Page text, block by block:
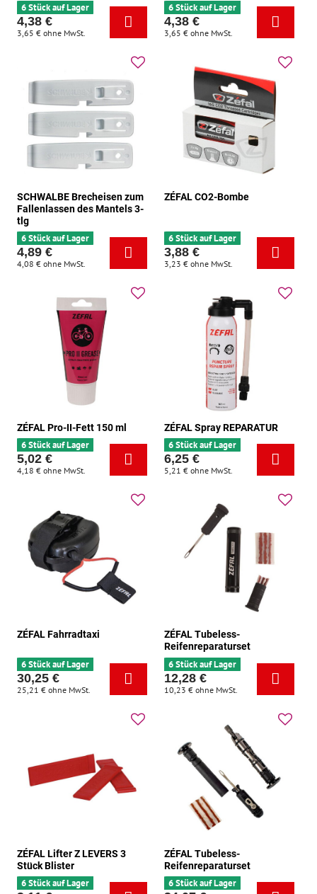
6 Stück auf Lager
4,38 €
3,65 € ohne MwSt.
6 Stück auf Lager
4,38 €
3,65 € ohne MwSt.
SCHWALBE Brecheisen zum
Fallenlassen des Mantels 3-
tlg
6 Stück auf Lager
4,89 €
4,08 € ohne MwSt.
ZÉFAL CO2-Bombe
6 Stück auf Lager
3,88 €
3,23 € ohne MwSt.
ZÉFAL Pro-II-Fett 150 ml
6 Stück auf Lager
5,02 €
4,18 € ohne MwSt.
ZÉFAL Spray REPARATUR
6 Stück auf Lager
6,25 €
5,21 € ohne MwSt.
ZÉFAL Fahrradtaxi
6 Stück auf Lager
30,25 €
25,21 € ohne MwSt.
ZÉFAL Tubeless-
Reifenreparaturset
6 Stück auf Lager
12,28 €
10,23 € ohne MwSt.
ZÉFAL Lifter Z LEVERS 3
Stück Blister
6 Stück auf Lager
ZÉFAL Tubeless-
Reifenreparaturset
6 Stück auf Lager